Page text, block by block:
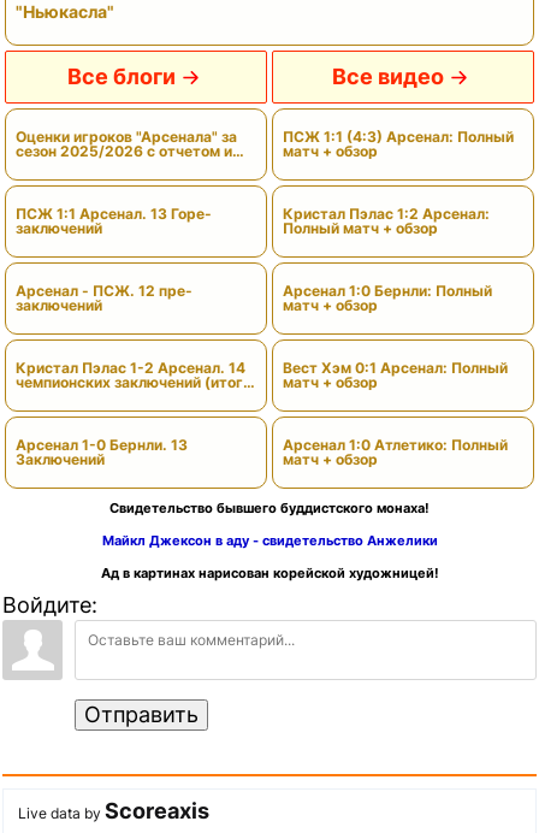
"Ньюкасла"
Все блоги
Оценки игроков "Арсенала" за
сезон 2025/2026 с отчетом и
ПСЖ 1:1 Арсенал. 13 Горе-
заключений
Арсенал - ПСЖ. 12 пре-
заключений
Кристал Пэлас 1-2 Арсенал. 14
чемпионских заключений (итоги
Арсенал 1-0 Бернли. 13
Заключений
Все видео
ПСЖ 1:1 (4:3) Арсенал: Полный
матч + обзор
Кристал Пэлас 1:2 Арсенал:
Полный матч + обзор
Арсенал 1:0 Бернли: Полный
матч + обзор
Вест Хэм 0:1 Арсенал: Полный
матч + обзор
Арсенал 1:0 Атлетико: Полный
матч + обзор
Свидетельство бывшего буддистского монаха!
Майкл Джексон в аду - свидетельство Анжелики
Ад в картинах нарисован корейской художницей!
Войдите:
Отправить
Live data by Scoreaxis